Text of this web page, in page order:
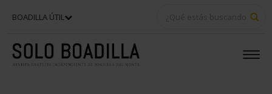
BOADILLA ÚTIL